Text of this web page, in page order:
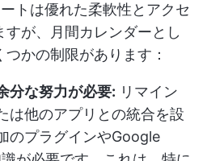
トは優れた柔軟性とアクセ
すが、月間カレンダーとし
かの制限があります：
分な努力が必要: リマイン
は他のアプリとの統合を設
のプラグインやGoogle